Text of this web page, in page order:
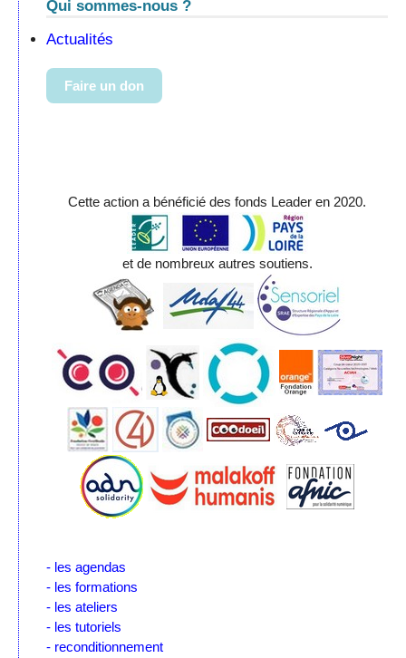
Qui sommes-nous ?
Actualités
Faire un don
Cette action a bénéficié des fonds Leader en 2020.
et de nombreux autres soutiens.
- les agendas
- les formations
- les ateliers
- les tutoriels
- reconditionnement